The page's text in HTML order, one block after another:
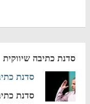
סדנת כתיבה שיווקית
סדנת
סדנת